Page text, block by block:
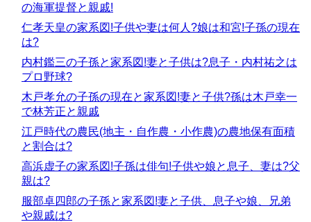
の海軍提督と親戚!
仁孝天皇の家系図!子供や妻は何人?娘は和宮!子孫の現在
は?
内村鑑三の子孫と家系図!妻と子供は?息子・内村祐之は
プロ野球?
木戸孝允の子孫の現在と家系図!妻と子供?孫は木戸幸一
で林芳正と親戚
江戸時代の農民(地主・自作農・小作農)の農地保有面積
と割合は?
高浜虚子の家系図!子孫は俳句!子供や娘と息子、妻は?父
親は?
服部卓四郎の子孫と家系図!妻と子供、息子や娘、兄弟
や親戚は?